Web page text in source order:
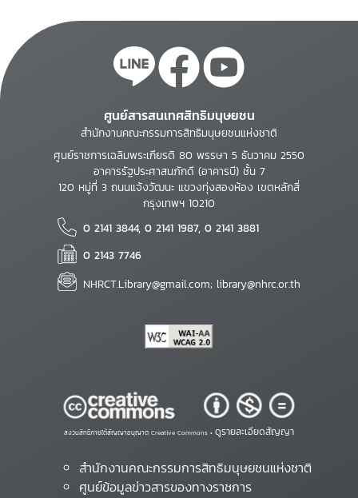
ศูนย์สารสนเทศสิทธิมนุษยชน
สำนักงานคณะกรรมการสิทธิมนุษยชนแห่งชาติ
ศูนย์ราชการเฉลิมพระเกียรติ 80 พรรษา 5 ธันวาคม 2550
อาคารรัฐประศาสนภักดี (อาคารบี) ชั้น 7
120 หมู่ที่ 3 ถนนแจ้งวัฒนะ แขวงทุ่งสองห้อง เขตหลักสี่
กรุงเทพฯ 10210
0 2141 3844, 0 2141 1987, 0 2141 3881
0 2143 7746
NHRCT.Library@gmail.com; library@nhrc.or.th
สงวนสิทธิ์ภายใต้สัญญาอนุญาต Creative Commons • ดูรายละเอียดสัญญา
สำนักงานคณะกรรมการสิทธิมนุษยชนแห่งชาติ
ศูนย์ข้อมูลข่าวสารของทางราชการ